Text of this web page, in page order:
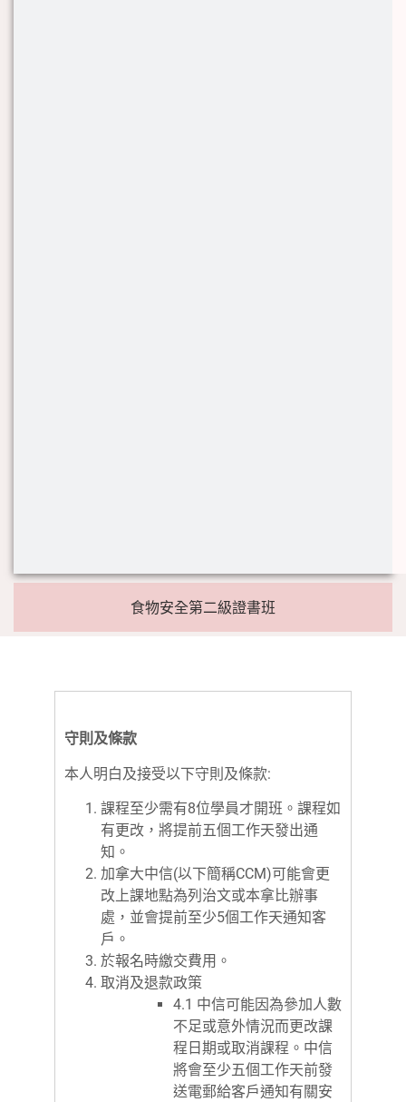
食物安全第二級證書班
守則及條款
本人明白及接受以下守則及條款:
課程至少需有8位學員才開班。課程如
有更改，將提前五個工作天發出通
知。
加拿大中信(以下簡稱CCM)可能會更
改上課地點為列治文或本拿比辦事
處，並會提前至少5個工作天通知客
戶。
於報名時繳交費用。
取消及退款政策
4.1 中信可能因為參加人數
不足或意外情況而更改課
程日期或取消課程。中信
將會至少五個工作天前發
送電郵給客戶通知有關安